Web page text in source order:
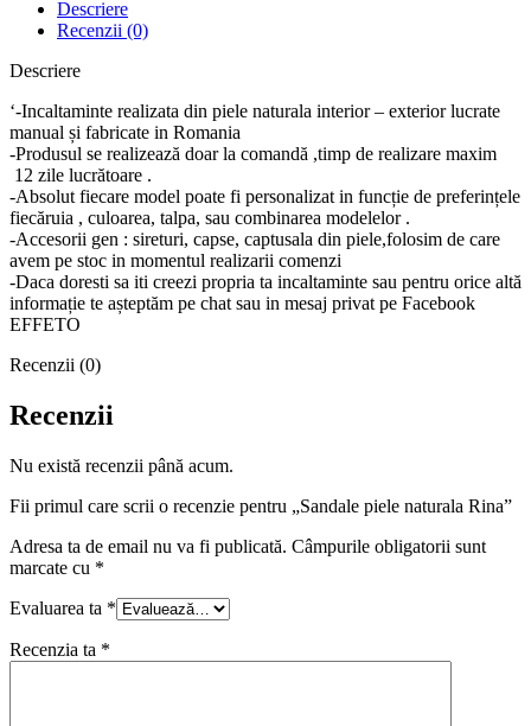
Descriere
Recenzii (0)
Descriere
‘-Incaltaminte realizata din piele naturala interior – exterior lucrate
manual și fabricate in Romania
-Produsul se realizează doar la comandă ,timp de realizare maxim
12 zile lucrătoare .
-Absolut fiecare model poate fi personalizat in funcție de preferințele
fiecăruia , culoarea, talpa, sau combinarea modelelor .
-Accesorii gen : sireturi, capse, captusala din piele,folosim de care
avem pe stoc in momentul realizarii comenzi
-Daca doresti sa iti creezi propria ta incaltaminte sau pentru orice altă
informație te așteptăm pe chat sau in mesaj privat pe Facebook
EFFETO
Recenzii (0)
Recenzii
Nu există recenzii până acum.
Fii primul care scrii o recenzie pentru „Sandale piele naturala Rina”
Adresa ta de email nu va fi publicată. Câmpurile obligatorii sunt
marcate cu *
Evaluarea ta *
Recenzia ta *